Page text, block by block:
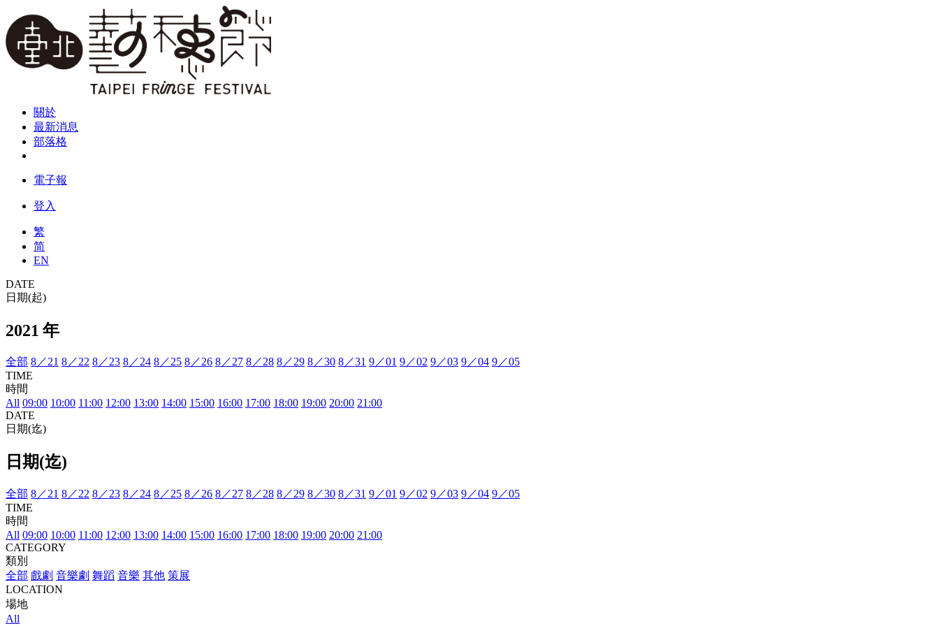
關於
最新消息
部落格
電子報
登入
繁
简
EN
DATE
日期(起)
2021 年
全部 8／21 8／22 8／23 8／24 8／25 8／26 8／27 8／28 8／29 8／30 8／31 9／01 9／02 9／03 9／04 9／05
TIME
時間
All 09:00 10:00 11:00 12:00 13:00 14:00 15:00 16:00 17:00 18:00 19:00 20:00 21:00
DATE
日期(迄)
日期(迄)
全部 8／21 8／22 8／23 8／24 8／25 8／26 8／27 8／28 8／29 8／30 8／31 9／01 9／02 9／03 9／04 9／05
TIME
時間
All 09:00 10:00 11:00 12:00 13:00 14:00 15:00 16:00 17:00 18:00 19:00 20:00 21:00
CATEGORY
類別
全部 戲劇 音樂劇 舞蹈 音樂 其他 策展
LOCATION
場地
All